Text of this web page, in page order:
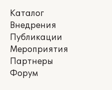
Каталог
Внедрения
Публикации
Мероприятия
Партнеры
Форум